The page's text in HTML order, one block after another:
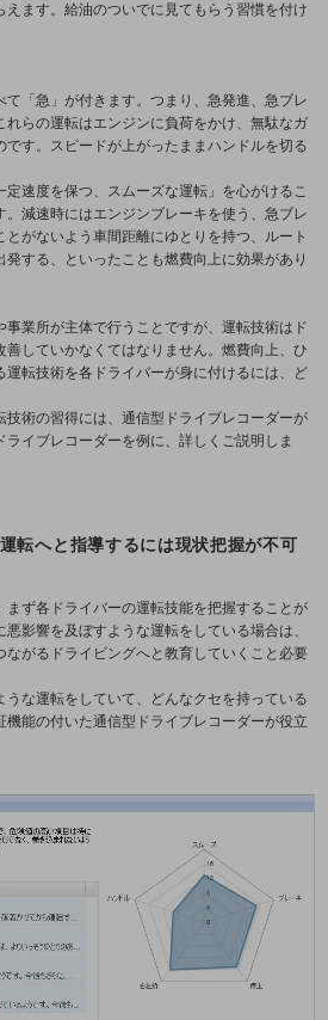
えます。給油のついでに見てもらう習慣を付け
「急」が付きます。つまり、急発進、急ブレ
れらの運転はエンジンに負荷をかけ、無駄なガ
です。スピードが上がったままハンドルを切る
速度を保つ、スムーズな運転」を心がけるこ
。減速時にはエンジンブレーキを使う、急ブレ
がないよう車間距離にゆとりを持つ、ルート
する、といったことも燃費向上に効果があり
業所が主体で行うことですが、運転技術はド
善していかなくてはなりません。燃費向上、ひ
運転技術を各ドライバーが身に付けるには、ど
技術の習得には、通信型ドライブレコーダーが
イブレコーダーを例に、詳しくご説明しま
転へと指導するには現状把握が不可
まず各ドライバーの運転技能を把握することが
影響を及ぼすような運転をしている場合は、
ながるドライビングへと教育していくこと必要
うな運転をしていて、どんなクセを持っている
能の付いた通信型ドライブレコーダーが役立